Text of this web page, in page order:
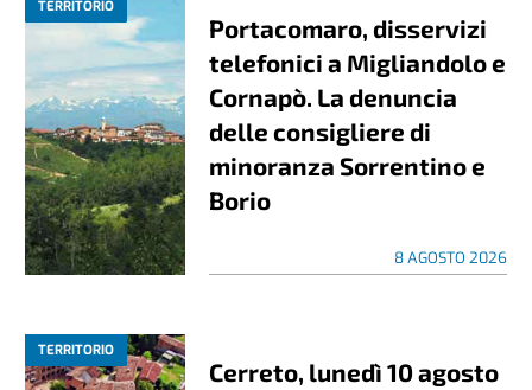
TERRITORIO
Portacomaro, disservizi
telefonici a Migliandolo e
Cornapò. La denuncia
delle consigliere di
minoranza Sorrentino e
Borio
8 AGOSTO 2026
TERRITORIO
Cerreto, lunedì 10 agosto